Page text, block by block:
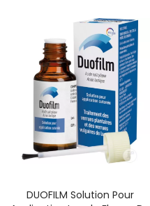
DUOFILM Solution Pour